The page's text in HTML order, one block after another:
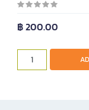
฿ 200.00